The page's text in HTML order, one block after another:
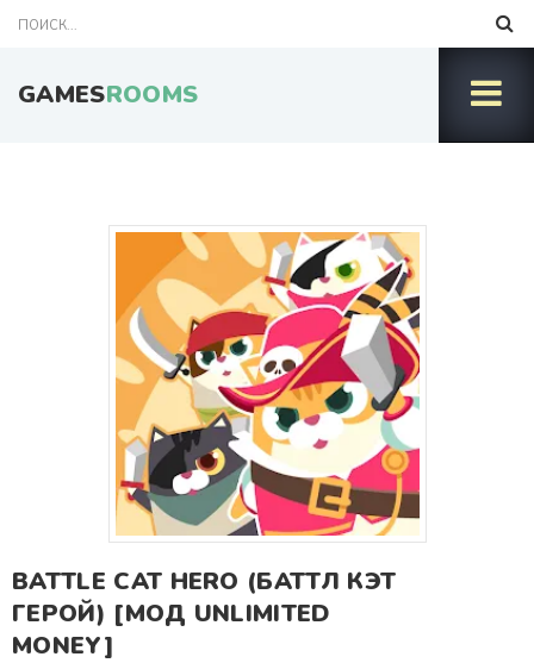
GAMESROOMS
BATTLE CAT HERO (БАТТЛ КЭТ
ГЕРОЙ) [МОД UNLIMITED
MONEY]